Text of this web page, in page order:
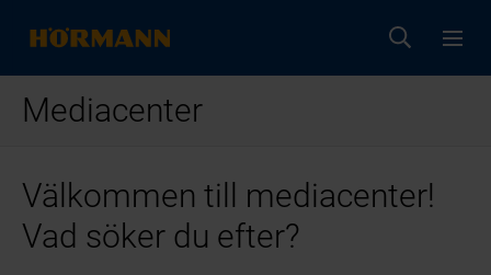
Mediacenter
Välkommen till mediacenter!
Vad söker du efter?